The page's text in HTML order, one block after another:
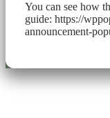
You can see how
guide: https://
announcement-